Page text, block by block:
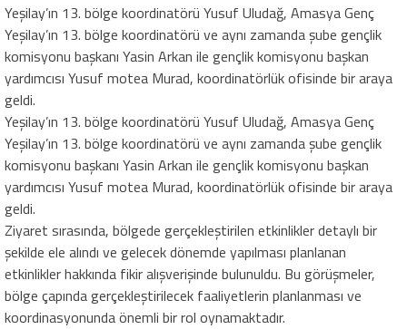
Yeşilay’ın 13. bölge koordinatörü Yusuf Uludağ, Amasya Genç
Yeşilay’ın 13. bölge koordinatörü ve aynı zamanda şube gençlik
komisyonu başkanı Yasin Arkan ile gençlik komisyonu başkan
yardımcısı Yusuf motea Murad, koordinatörlük ofisinde bir araya
geldi.
Yeşilay’ın 13. bölge koordinatörü Yusuf Uludağ, Amasya Genç
Yeşilay’ın 13. bölge koordinatörü ve aynı zamanda şube gençlik
komisyonu başkanı Yasin Arkan ile gençlik komisyonu başkan
yardımcısı Yusuf motea Murad, koordinatörlük ofisinde bir araya
geldi.
Ziyaret sırasında, bölgede gerçekleştirilen etkinlikler detaylı bir
şekilde ele alındı ve gelecek dönemde yapılması planlanan
etkinlikler hakkında fikir alışverişinde bulunuldu. Bu görüşmeler,
bölge çapında gerçekleştirilecek faaliyetlerin planlanması ve
koordinasyonunda önemli bir rol oynamaktadır.